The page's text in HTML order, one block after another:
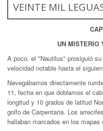
VEINTE MIL
UN MISTERIO
A poco, el "Nautilus" prosiguió
velocidad notable hasta el
Navegábamos directamente
11, fecha en que doblamos el
longitud y 10 grados de latitud
golfo de Carpentaria. Los
hallaban marcados en los